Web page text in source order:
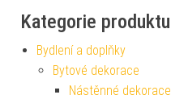
Kategorie produktu
Bydlení a doplňky
Bytové dekorace
Nástěnné dekorace